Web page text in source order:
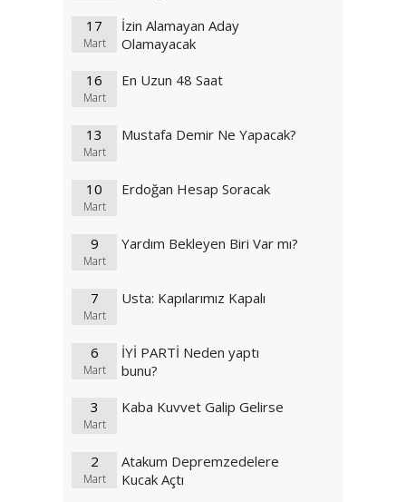
17
Mart
İzin Alamayan Aday
Olamayacak
16
Mart
En Uzun 48 Saat
13
Mart
Mustafa Demir Ne Yapacak?
10
Mart
Erdoğan Hesap Soracak
9
Mart
Yardım Bekleyen Biri Var mı?
7
Mart
Usta: Kapılarımız Kapalı
6
Mart
İYİ PARTİ Neden yaptı
bunu?
3
Mart
Kaba Kuvvet Galip Gelirse
2
Mart
Atakum Depremzedelere
Kucak Açtı